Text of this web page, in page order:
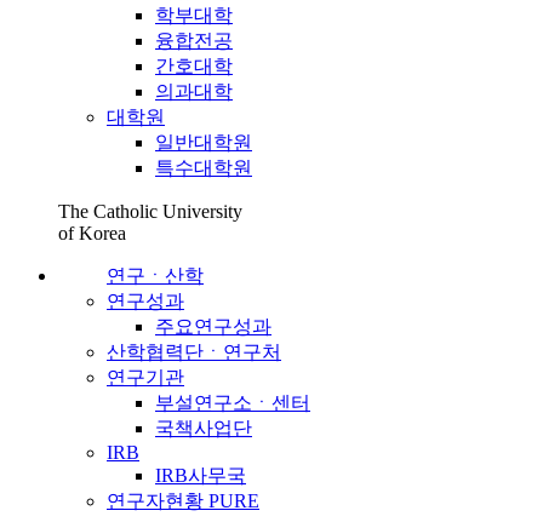
학부대학
융합전공
간호대학
의과대학
대학원
일반대학원
특수대학원
The Catholic University
of Korea
연구ㆍ산학
연구성과
주요연구성과
산학협력단ㆍ연구처
연구기관
부설연구소ㆍ센터
국책사업단
IRB
IRB사무국
연구자현황 PURE